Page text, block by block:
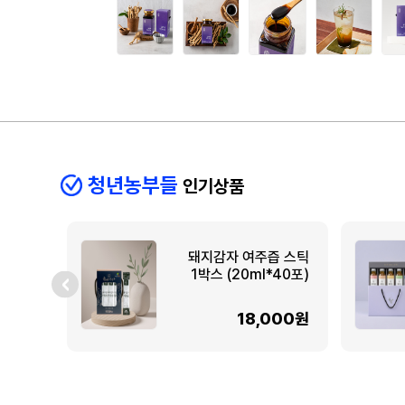
청년농부들 인기상품
돼지감자 여주즙 스틱
1박스 (20ml*40포)
18,000원